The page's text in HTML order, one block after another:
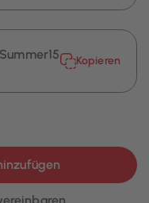
Summer15 Kopieren